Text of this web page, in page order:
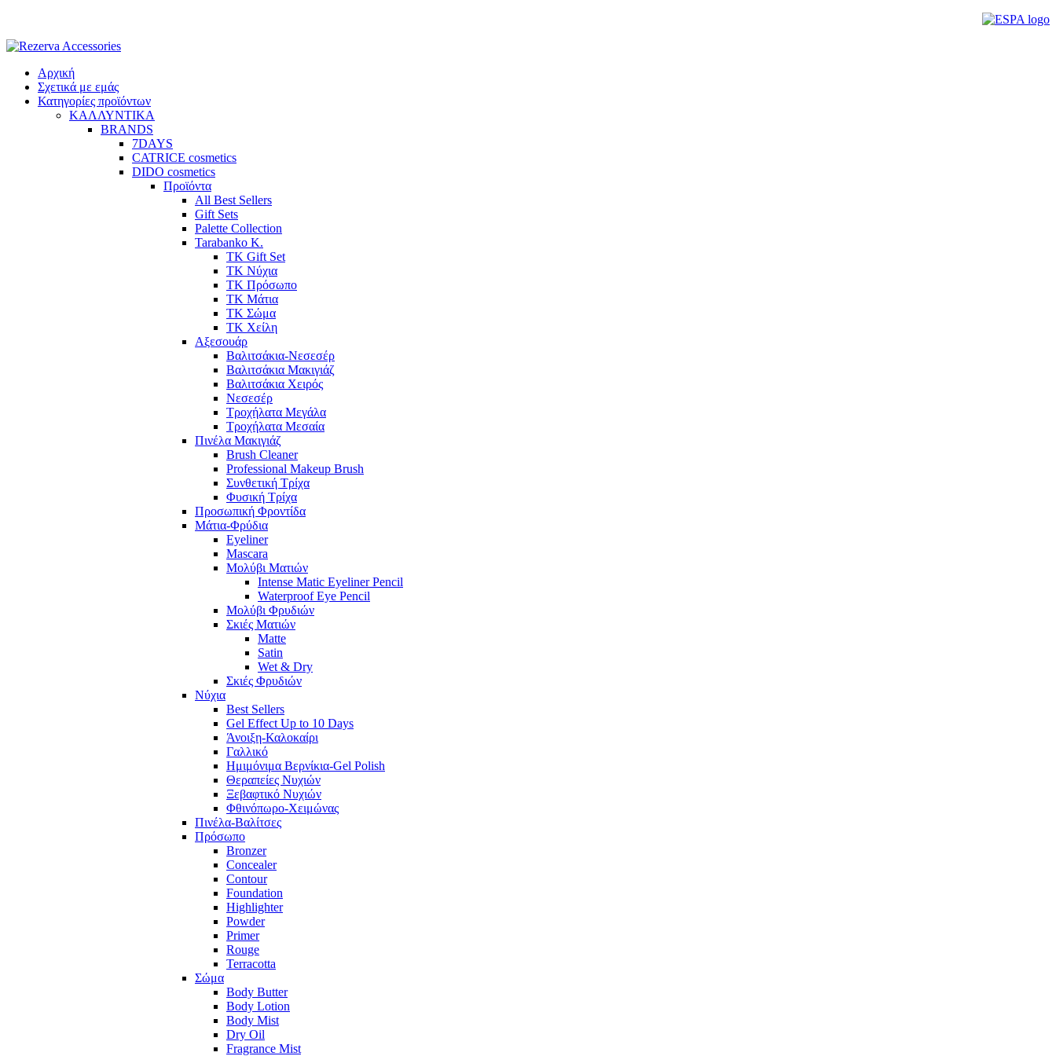
content
Αρχική
Σχετικά με εμάς
Κατηγορίες προϊόντων
ΚΑΛΛΥΝΤΙΚΑ
BRANDS
7DAYS
CATRICE cosmetics
DIDO cosmetics
Προϊόντα
All Best Sellers
Gift Sets
Palette Collection
Tarabanko K.
TK Gift Set
TK Νύχια
TK Πρόσωπο
ΤΚ Μάτια
ΤΚ Σώμα
ΤΚ Χείλη
Αξεσουάρ
Βαλιτσάκια-Νεσεσέρ
Βαλιτσάκια Μακιγιάζ
Βαλιτσάκια Χειρός
Νεσεσέρ
Τροχήλατα Μεγάλα
Τροχήλατα Μεσαία
Πινέλα Μακιγιάζ
Brush Cleaner
Professional Makeup Brush
Συνθετική Τρίχα
Φυσική Τρίχα
Προσωπική Φροντίδα
Μάτια-Φρύδια
Eyeliner
Mascara
Μολύβι Ματιών
Intense Matic Eyeliner Pencil
Waterproof Eye Pencil
Μολύβι Φρυδιών
Σκιές Ματιών
Matte
Satin
Wet & Dry
Σκιές Φρυδιών
Νύχια
Best Sellers
Gel Effect Up to 10 Days
Άνοιξη-Καλοκαίρι
Γαλλικό
Ημιμόνιμα Βερνίκια-Gel Polish
Θεραπείες Νυχιών
Ξεβαφτικό Νυχιών
Φθινόπωρο-Χειμώνας
Πινέλα-Βαλίτσες
Πρόσωπο
Bronzer
Concealer
Contour
Foundation
Highlighter
Powder
Primer
Rouge
Terracotta
Σώμα
Body Butter
Body Lotion
Body Mist
Dry Oil
Fragrance Mist